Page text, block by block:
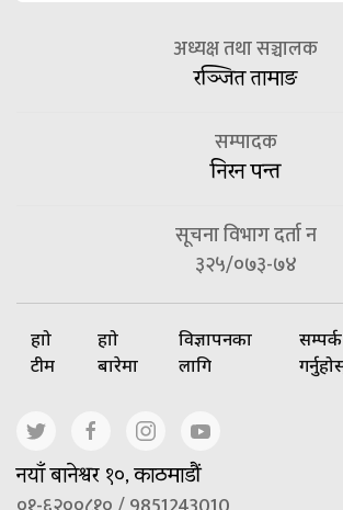
अध्यक्ष तथा सञ्चालक
रञ्जित तामाङ
सम्पादक
निरन पन्त
सूचना विभाग दर्ता न
३२५/०७३-७४
हाम्रो
टीम
हाम्रो
बारेमा
विज्ञापनका
लागि
सम्पर्क
नयाँ बानेश्वर १०, काठमाडौं